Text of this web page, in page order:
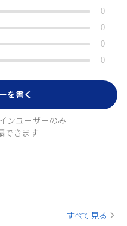
0
0
0
0
を書く
ンユーザーのみ
できます
すべて見る